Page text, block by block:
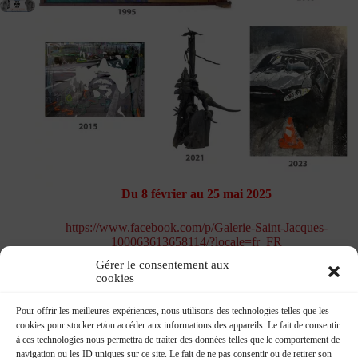
Gérer le consentement aux
cookies
Pour offrir les meilleures expériences, nous utilisons des technologies telles que les
cookies pour stocker et/ou accéder aux informations des appareils. Le fait de consentir
à ces technologies nous permettra de traiter des données telles que le comportement de
navigation ou les ID uniques sur ce site. Le fait de ne pas consentir ou de retirer son
Du 8 février au 25 mai 2025
https://www.facebook.com/p/Galerie-Saint-Jacques-
100063613658114/?locale=fr_FR